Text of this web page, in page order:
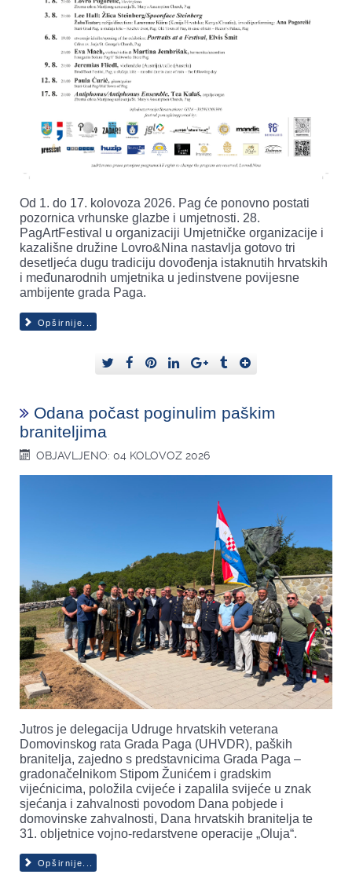
Od 1. do 17. kolovoza 2026. Pag će ponovno postati
pozornica vrhunske glazbe i umjetnosti. 28.
PagArtFestival u organizaciji Umjetničke organizacije i
kazališne družine Lovro&Nina nastavlja gotovo tri
desetljeća dugu tradiciju dovođenja istaknutih hrvatskih
i međunarodnih umjetnika u jedinstvene povijesne
ambijente grada Paga.
Opširnije...
Odana počast poginulim paškim
braniteljima
OBJAVLJENO: 04 KOLOVOZ 2026
Jutros je delegacija Udruge hrvatskih veterana
Domovinskog rata Grada Paga (UHVDR), paških
branitelja, zajedno s predstavnicima Grada Paga –
gradonačelnikom Stipom Žunićem i gradskim
vijećnicima, položila cvijeće i zapalila svijeće u znak
sjećanja i zahvalnosti povodom Dana pobjede i
domovinske zahvalnosti, Dana hrvatskih branitelja te
31. obljetnice vojno-redarstvene operacije „Oluja“.
Opširnije...